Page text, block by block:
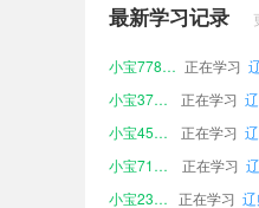
最新学习记录
小宝408480
正在学习
小宝778597 正在学习
小宝371254
正在学习
小宝450055
正在学习
小宝712380
正在学习
小宝231791 正在学习